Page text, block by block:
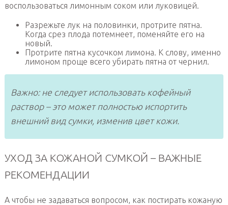
воспользоваться лимонным соком или луковицей.
Разрежьте лук на половинки, протрите пятна.
Когда срез плода потемнеет, поменяйте его на
новый.
Протрите пятна кусочком лимона. К слову, именно
лимоном проще всего убирать пятна от чернил.
Важно: не следует использовать кофейный
раствор – это может полностью испортить
внешний вид сумки, изменив цвет кожи.
УХОД ЗА КОЖАНОЙ СУМКОЙ – ВАЖНЫЕ
РЕКОМЕНДАЦИИ
А чтобы не задаваться вопросом, как постирать кожаную